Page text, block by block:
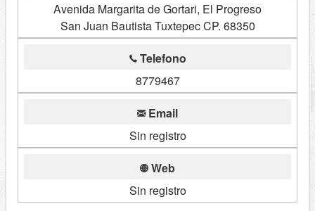
Avenida Margarita de Gortari, El Progreso
San Juan Bautista Tuxtepec CP. 68350
Telefono
8779467
Email
Sin registro
Web
Sin registro